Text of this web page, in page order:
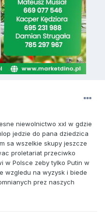
niewolnictwo xxl w gdzie
jedzie do pana dziedzica
sa wszelkie skupy jeszcze
proletariat przeciwko
w Polsce zeby tylko Putin w
wzgledu na wyzysk i biede
prez naszych